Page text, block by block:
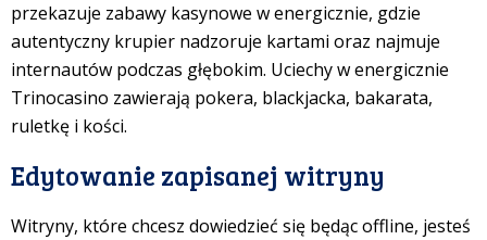
przekazuje zabawy kasynowe w energicznie, gdzie
autentyczny krupier nadzoruje kartami oraz najmuje
internautów podczas głębokim. Uciechy w energicznie
Trinocasino zawierają pokera, blackjacka, bakarata,
ruletkę i kości.
Edytowanie zapisanej witryny
Witryny, które chcesz dowiedzieć się będąc offline, jesteś